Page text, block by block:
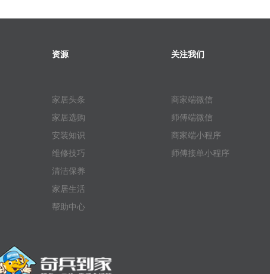
资源
家居头条
家居选购
安装知识
维修技巧
清洁保养
家居生活
帮助中心
关注我们
商家端微信
师傅端微信
商家端小程序
师傅接单小程序